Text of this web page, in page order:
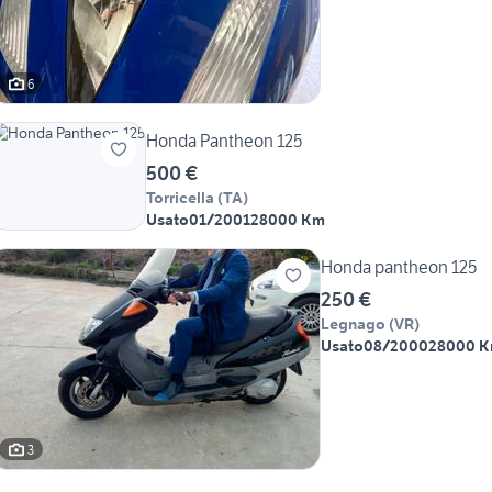
6
Honda Pantheon 125
500 €
Torricella (TA)
Usato01/200128000 Km
3
Honda pantheon 125
250 €
Legnago (VR)
Usato08/200028000